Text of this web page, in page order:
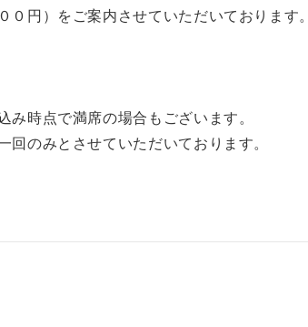
円）をご案内させていただいております。
時点で満席の場合もございます。
回のみとさせていただいております。